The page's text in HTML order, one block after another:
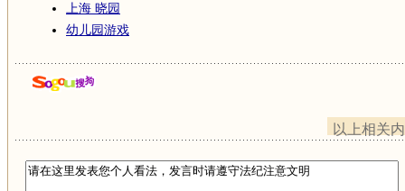
上海 晓园
幼儿园游戏
以上相关